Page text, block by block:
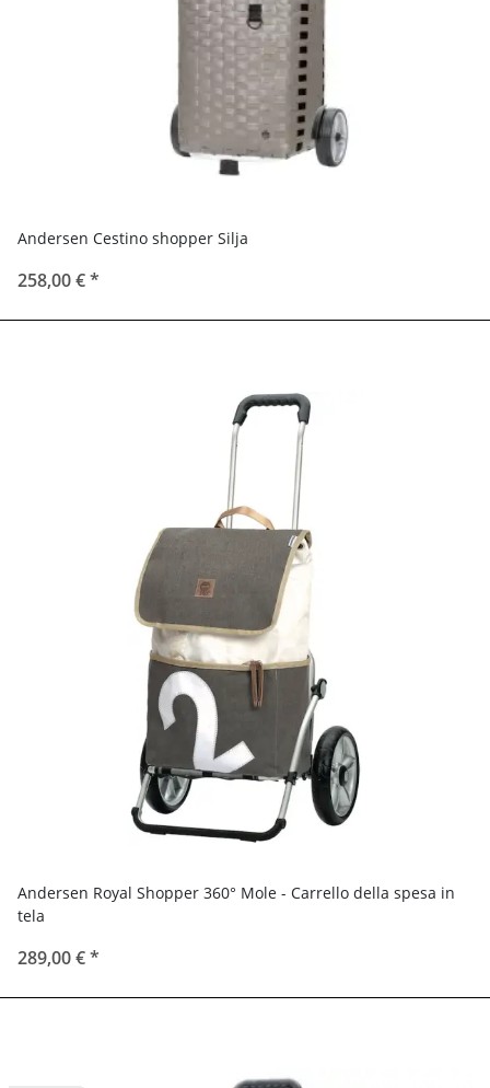
Andersen Cestino shopper Silja
258,00 €*
Andersen Royal Shopper 360° Mole - Carrello della spesa in
tela
289,00 €*